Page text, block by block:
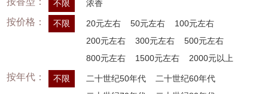
不限 浓香
按价格： 不限 20元左右 50元左右
100元左右
200元左右
300元左右
500元左右
800元左右
1500元左右 2000元以上
按年代： 不限 二十世纪50年代
二十世纪60年代